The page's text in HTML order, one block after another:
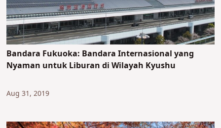
Bandara Fukuoka: Bandara Internasional yang
Nyaman untuk Liburan di Wilayah Kyushu
Aug 31, 2019